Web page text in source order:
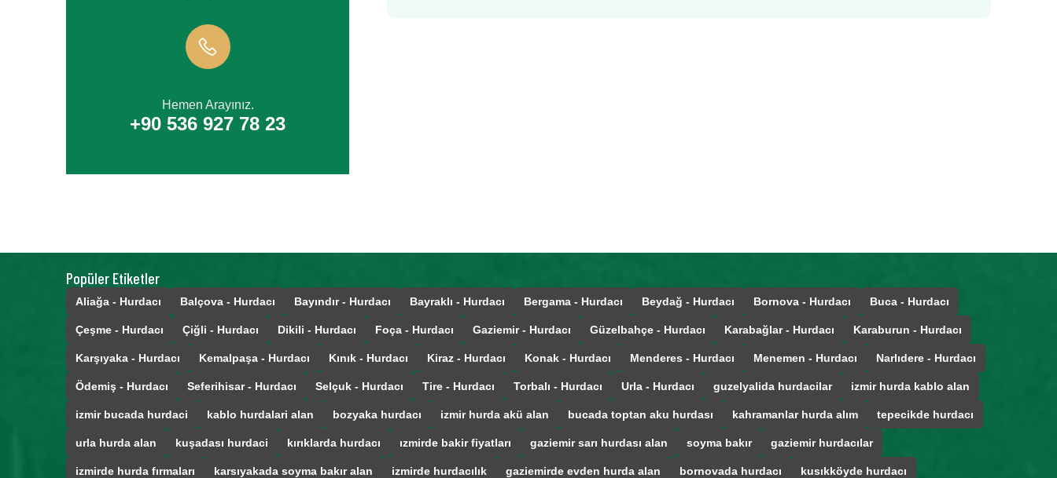
Hemen Arayınız.
+90 536 927 78 23
Popüler Etiketler
Aliağa - Hurdacı Balçova - Hurdacı Bayındır - Hurdacı Bayraklı - Hurdacı Bergama - Hurdacı Beydağ - Hurdacı Bornova - Hurdacı Buca - Hurdacı
Çeşme - Hurdacı Çiğli - Hurdacı Dikili - Hurdacı Foça - Hurdacı Gaziemir - Hurdacı Güzelbahçe - Hurdacı Karabağlar - Hurdacı Karaburun - Hurdacı
Karşıyaka - Hurdacı Kemalpaşa - Hurdacı Kınık - Hurdacı Kiraz - Hurdacı Konak - Hurdacı Menderes - Hurdacı Menemen - Hurdacı Narlıdere - Hurdacı
Ödemiş - Hurdacı Seferihisar - Hurdacı Selçuk - Hurdacı Tire - Hurdacı Torbalı - Hurdacı Urla - Hurdacı guzelyalida hurdacilar izmir hurda kablo alan
izmir bucada hurdaci kablo hurdalari alan bozyaka hurdacı izmir hurda akü alan bucada toptan aku hurdası kahramanlar hurda alım tepecikde hurdacı
urla hurda alan kuşadası hurdaci kırıklarda hurdacı ızmirde bakir fiyatları gaziemir sarı hurdası alan soyma bakır gaziemir hurdacılar
izmirde hurda fırmaları karsıyakada soyma bakır alan izmirde hurdacılık gaziemirde evden hurda alan bornovada hurdacı kusıkköyde hurdacı